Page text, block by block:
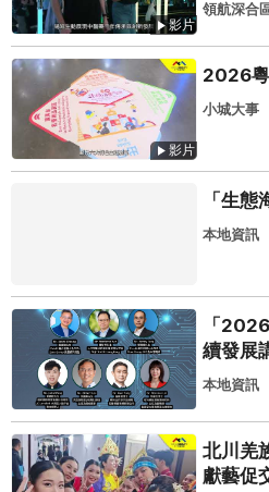
影片
領航深合
影片
2026
小城大事
「生
本地資訊
「
續發展
本地資訊
北川羌
獻藝促